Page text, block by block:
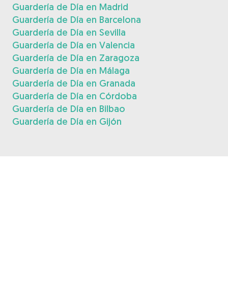
Guardería de Día en Madrid
Guardería de Día en Barcelona
Guardería de Día en Sevilla
Guardería de Día en Valencia
Guardería de Día en Zaragoza
Guardería de Día en Málaga
Guardería de Día en Granada
Guardería de Día en Córdoba
Guardería de Día en Bilbao
Guardería de Día en Gijón